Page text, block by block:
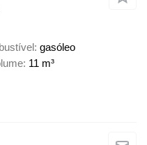
gasóleo
11 m³